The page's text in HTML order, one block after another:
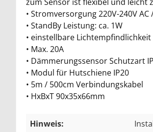
• Stromversorgung 220V-240V AC
• StandBy Leistung: ca. 1W
• einstellbare Lichtempfindlichkeit
• Max. 20A
• Dämmerungssensor Schutzart
• Modul für Hutschiene IP20
• 5m / 500cm Verbindungskabel
• HxBxT 90x35x66mm
Hinweis: